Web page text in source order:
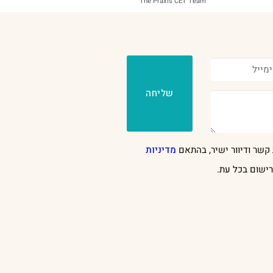
ודיוור ישיר, בהתאם מדיניות
בכל עת.
שליחה